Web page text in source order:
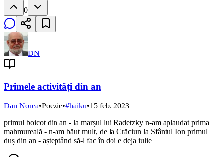
0
DN
Primele activități din an
Dan Norea•Poezie•#haiku•15 feb. 2023
primul boicot din an - la marșul lui Radetzky n-am aplaudat prima
mahmureală - n-am băut mult, de la Crăciun la Sfântul Ion primul
duș din an - așteptând să-l fac în doi e deja iulie